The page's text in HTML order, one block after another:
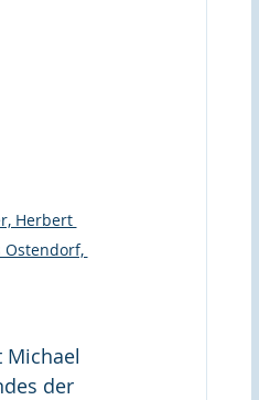
Herbert
Ostendorf,
Michael
der